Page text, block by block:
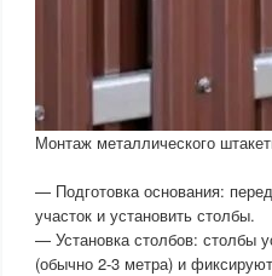
Монтаж металлического
— Подготовка основания:
участок и установить столбы.
— Установка столбов: столбы
(обычно 2-3 метра) и